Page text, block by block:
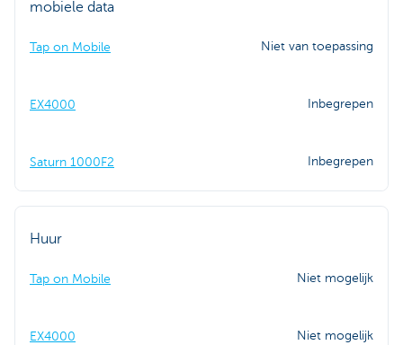
mobiele data
Tap on Mobile Niet van toepassing
EX4000 Inbegrepen
Saturn 1000F2 Inbegrepen
Huur
Tap on Mobile Niet mogelijk
EX4000 Niet mogelijk